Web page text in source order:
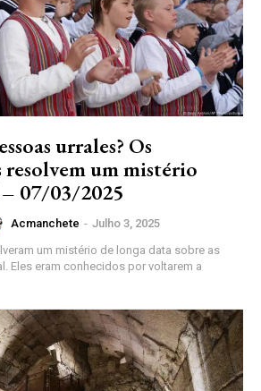
urrales? Os
resolvem um mistério
07/03/2025
Acmanchete - Julho 3, 2025
um mistério de longa data sobre as
Eles eram conhecidos por voltarem a